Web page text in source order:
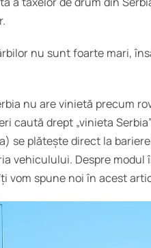
nu sunt foarte mari,
nu are vinietă precum
caută drept „vinieta
se plătește direct la
vehiculului. Despre modul
vom spune noi în acest